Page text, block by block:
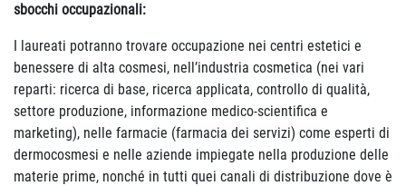
sbocchi occupazionali:
I laureati potranno trovare occupazione nei centri estetici e
benessere di alta cosmesi, nell’industria cosmetica (nei vari
reparti: ricerca di base, ricerca applicata, controllo di qualità,
settore produzione, informazione medico-scientifica e
marketing), nelle farmacie (farmacia dei servizi) come esperti di
dermocosmesi e nelle aziende impiegate nella produzione delle
materie prime, nonché in tutti quei canali di distribuzione dove è